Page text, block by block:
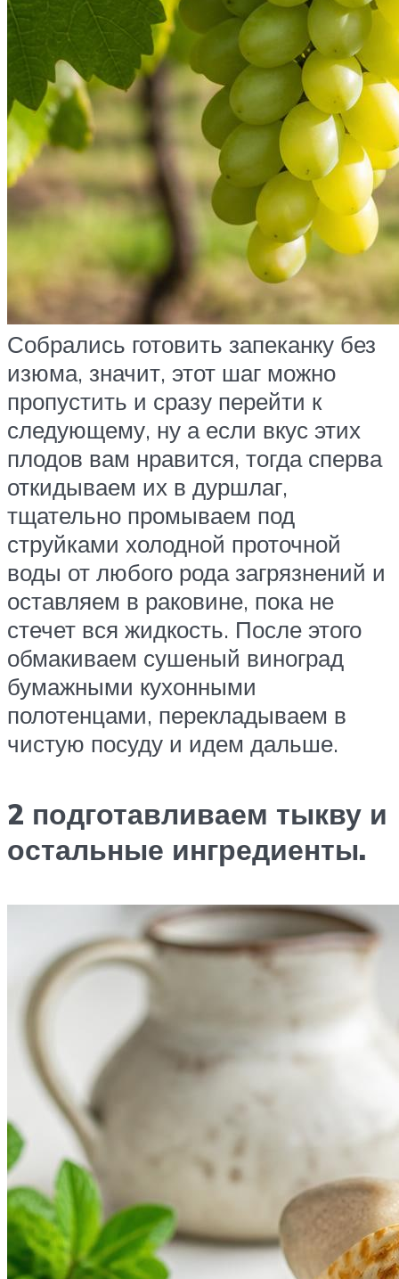
Собрались готовить запеканку без
изюма, значит, этот шаг можно
пропустить и сразу перейти к
следующему, ну а если вкус этих
плодов вам нравится, тогда сперва
откидываем их в дуршлаг,
тщательно промываем под
струйками холодной проточной
воды от любого рода загрязнений и
оставляем в раковине, пока не
стечет вся жидкость. После этого
обмакиваем сушеный виноград
бумажными кухонными
полотенцами, перекладываем в
чистую посуду и идем дальше.
2 подготавливаем тыкву и
остальные ингредиенты.